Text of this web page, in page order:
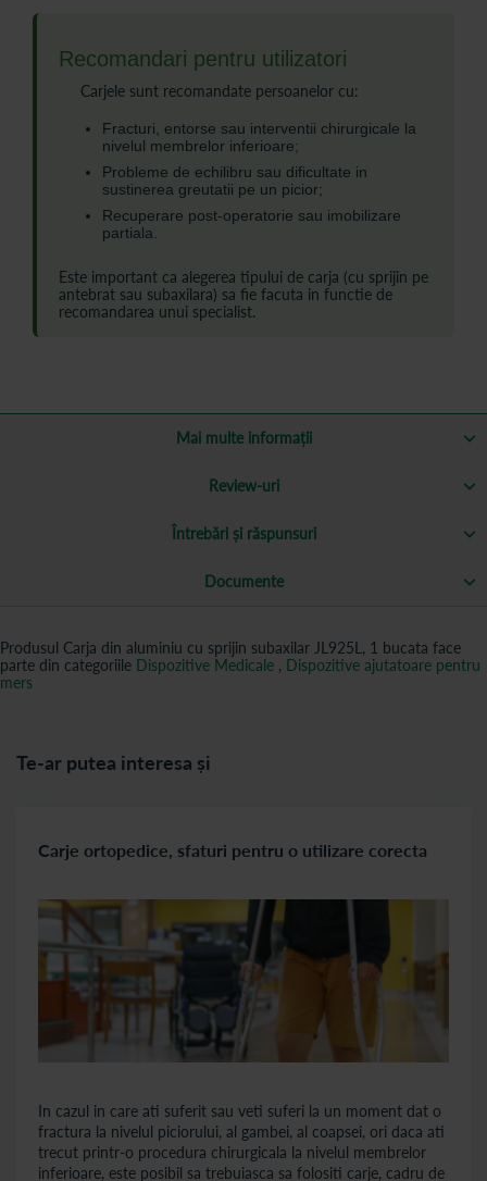
Recomandari pentru utilizatori
Carjele sunt recomandate persoanelor cu:
Fracturi, entorse sau interventii chirurgicale la
nivelul membrelor inferioare;
Probleme de echilibru sau dificultate in
sustinerea greutatii pe un picior;
Recuperare post-operatorie sau imobilizare
partiala.
Este important ca alegerea tipului de carja (cu sprijin pe
antebrat sau subaxilara) sa fie facuta in functie de
recomandarea unui specialist.
Mai multe informații
Review-uri
Întrebări și răspunsuri
Documente
Produsul Carja din aluminiu cu sprijin subaxilar JL925L, 1 bucata face
parte din categoriile Dispozitive Medicale , Dispozitive ajutatoare pentru
mers
Te-ar putea interesa și
Carje ortopedice, sfaturi pentru o utilizare corecta
In cazul in care ati suferit sau veti suferi la un moment dat o
fractura la nivelul piciorului, al gambei, al coapsei, ori daca ati
trecut printr-o procedura chirurgicala la nivelul membrelor
inferioare, este posibil sa trebuiasca sa folositi carje, cadru de